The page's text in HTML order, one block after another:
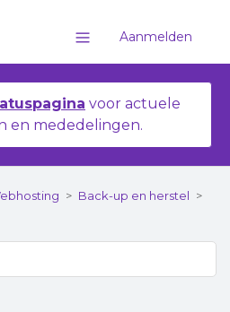
Aanmelden
voor actuele
en mededelingen.
Back-up en herstel